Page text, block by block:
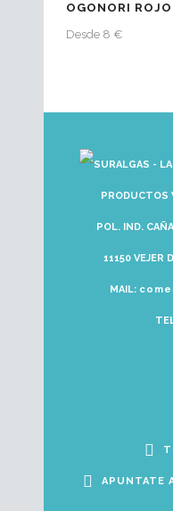
OGONORI ROJO
Desde 8 €
PRODUCTOS
POL. IND.
11150 VEJER
MAIL:
APUNTATE